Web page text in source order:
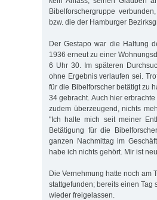
Bibelforschergruppe
bzw. die der Hamburger
Der Gestapo war die Haltung
1936 erneut zu einer
6 Uhr 30. Im späteren
ohne Ergebnis verlaufen sei.
für die Bibelforscher betätigt zu
34 gebracht. Auch hier
zudem überzeugend, nichts
"Ich halte mich seit meiner
Betätigung für die
ganzen Nachmittag im
habe ich nichts gehört. Mir ist
Die Vernehmung hatte noch am
stattgefunden; bereits einen Tag
wieder freigelassen.